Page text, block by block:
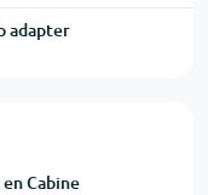
adapter
Cabine